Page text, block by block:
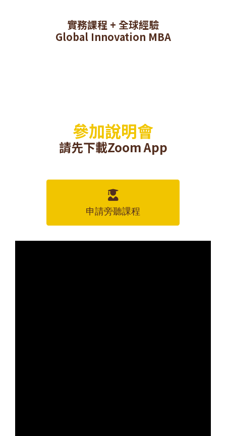
實務課程 + 全球經驗
Global Innovation MBA
參加說明會
請先下載Zoom App
申請旁聽課程